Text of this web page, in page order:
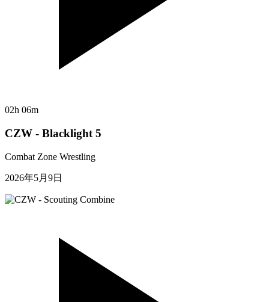
02h 06m
CZW - Blacklight 5
Combat Zone Wrestling
2026年5月9日